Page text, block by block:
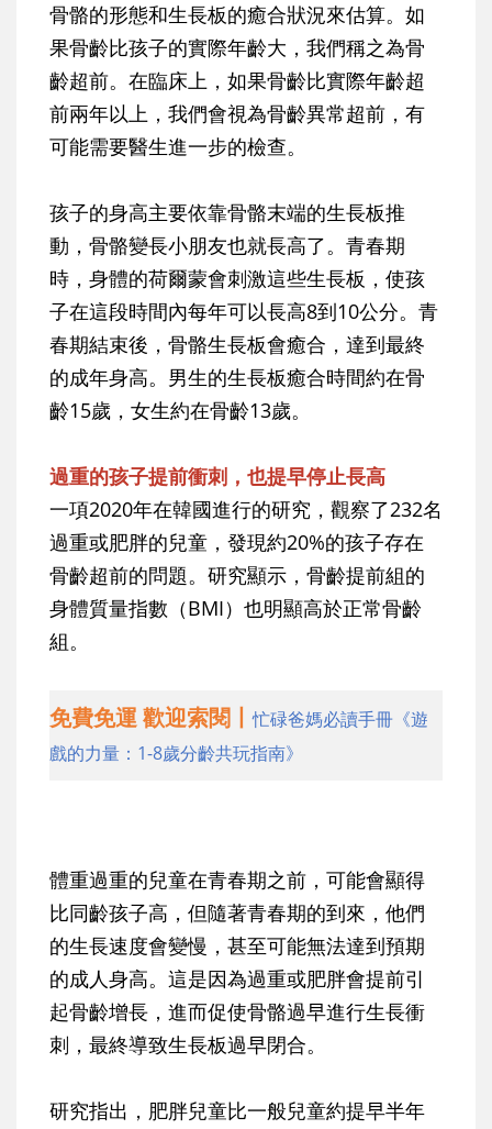
骨骼的形態和生長板的癒合狀況來估算。如
果骨齡比孩子的實際年齡大，我們稱之為骨
齡超前。在臨床上，如果骨齡比實際年齡超
前兩年以上，我們會視為骨齡異常超前，有
可能需要醫生進一步的檢查。
孩子的身高主要依靠骨骼末端的生長板推
動，骨骼變長小朋友也就長高了。青春期
時，身體的荷爾蒙會刺激這些生長板，使孩
子在這段時間內每年可以長高8到10公分。青
春期結束後，骨骼生長板會癒合，達到最終
的成年身高。男生的生長板癒合時間約在骨
齡15歲，女生約在骨齡13歲。
過重的孩子提前衝刺，也提早停止長高
一項2020年在韓國進行的研究，觀察了232名
過重或肥胖的兒童，發現約20%的孩子存在
骨齡超前的問題。研究顯示，骨齡提前組的
身體質量指數（BMI）也明顯高於正常骨齡
組。
免費免運 歡迎索閱丨忙碌爸媽必讀手冊《遊
戲的力量：1-8歲分齡共玩指南》
體重過重的兒童在青春期之前，可能會顯得
比同齡孩子高，但隨著青春期的到來，他們
的生長速度會變慢，甚至可能無法達到預期
的成人身高。這是因為過重或肥胖會提前引
起骨齡增長，進而促使骨骼過早進行生長衝
刺，最終導致生長板過早閉合。
研究指出，肥胖兒童比一般兒童約提早半年